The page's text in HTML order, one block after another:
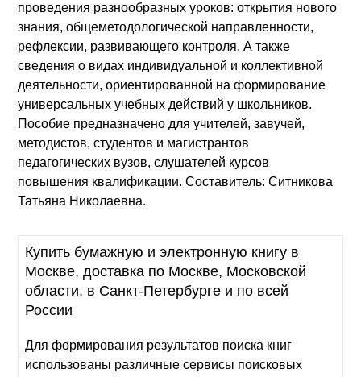
проведения разнообразных уроков: открытия нового
знания, общеметодологической направленности,
рефлексии, развивающего контроля. А также
сведения о видах индивидуальной и коллективной
деятельности, ориентированной на формирование
универсальных учебных действий у школьников.
Пособие предназначено для учителей, завучей,
методистов, студентов и магистрантов
педагогических вузов, слушателей курсов
повышения квалификации. Составитель: Ситникова
Татьяна Николаевна.
Купить бумажную и электронную книгу в
Москве, доставка по Москве, Московской
области, в Санкт-Петербурге и по всей
России
Для формирования результатов поиска книг
использованы различные сервисы поисковых